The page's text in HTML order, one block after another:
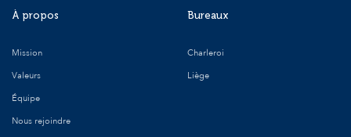
À propos
Mission
Valeurs
Équipe
Nous rejoindre
Bureaux
Charleroi
Liège